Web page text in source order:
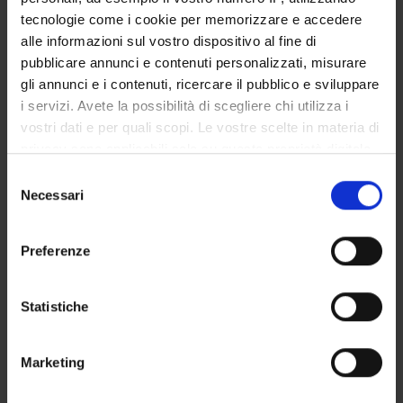
tecnologie come i cookie per memorizzare e accedere
alle informazioni sul vostro dispositivo al fine di
pubblicare annunci e contenuti personalizzati, misurare
gli annunci e i contenuti, ricercare il pubblico e sviluppare
i servizi. Avete la possibilità di scegliere chi utilizza i
vostri dati e per quali scopi. Le vostre scelte in materia di
modificare o revocare il proprio consenso in qualsiasi
momento dalla Dichiarazione sui cookie o facendo clic
raccogliere informazioni sulla tua posizione
geografica, con un'approssimazione di qualche
Identificare il tuo dispositivo, scansionandolo
delNecessari
Preferenze
Statistiche
Marketing
October 4, 2023
STUDYING
PHD PROGRAMMES AND POSTGRADUATE